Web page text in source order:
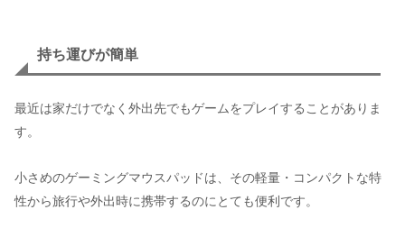
持ち運びが簡単
最近は家だけでなく外出先でもゲームをプレイすることがありま
す。
小さめのゲーミングマウスパッドは、その軽量・コンパクトな特
性から旅行や外出時に携帯するのにとても便利です。